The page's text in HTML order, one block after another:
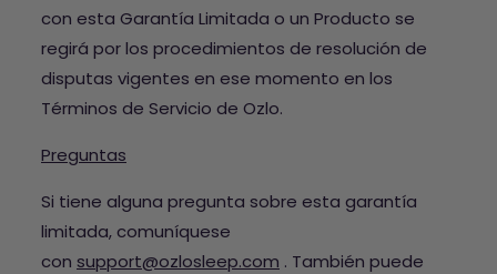
con esta Garantía Limitada o un Producto se
regirá por los procedimientos de resolución de
disputas vigentes en ese momento en los
Términos de Servicio de Ozlo.
Preguntas
Si tiene alguna pregunta sobre esta garantía
limitada, comuníquese
con support@ozlosleep.com . También puede